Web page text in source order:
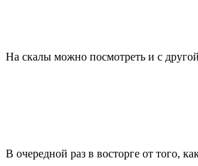
На скалы можно посмотреть и с
В очередной раз в восторге от того,